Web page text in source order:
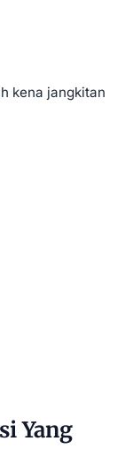
kena jangkitan
Yang